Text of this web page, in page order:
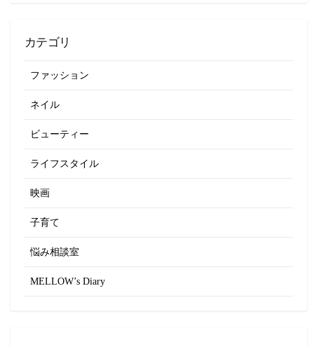
カテゴリ
ファッション
ネイル
ビューティー
ライフスタイル
映画
子育て
悩み相談室
MELLOW’s Diary